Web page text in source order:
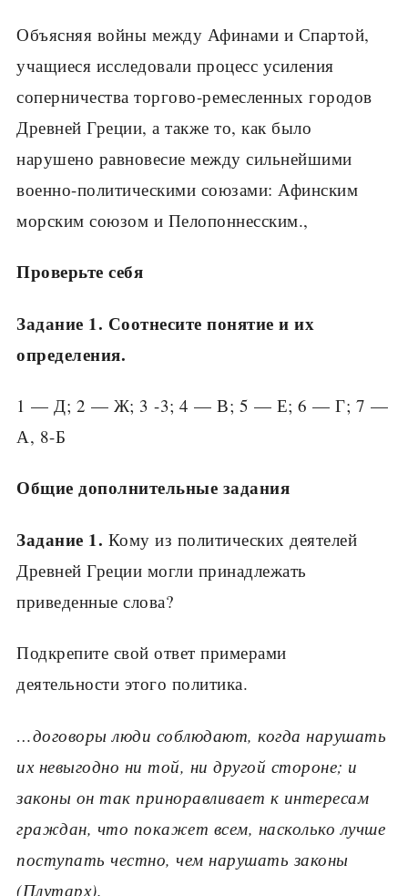
Объясняя войны между Афинами и Спартой,
уча­щиеся исследовали процесс усиления
соперниче­ства торгово-ремесленных городов
Древней Греции, а также то, как было
нарушено равновесие меж­ду сильнейшими
военно-политическими союзами: Афинским
морским союзом и Пелопоннесским.,
Проверьте себя
Задание 1. Соотнесите понятие и их
определения.
1 — Д; 2 — Ж; 3 -3; 4 — В; 5 — Е; 6 — Г; 7 —
А, 8-Б
Общие дополнительные задания
Задание 1. Кому из политических деятелей
Древ­ней Греции могли принадлежать
приведенные сло­ва?
Подкрепите свой ответ примерами
деятельности этого политика.
…договоры люди соблюдают, когда нарушать
их невыгодно ни той, ни другой стороне; и
законы он так приноравливает к интересам
граждан, что по­кажет всем, насколько лучше
поступать честно, чем нарушать законы
(Плутарх).